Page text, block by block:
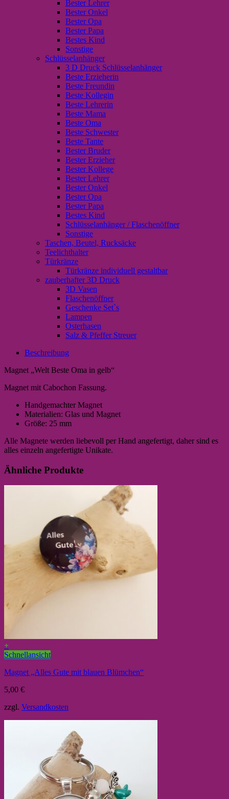
Bester Lehrer
Bester Onkel
Bester Opa
Bester Papa
Bestes Kind
Sonstige
Schlüsselanhänger
3 D Druck Schlüsselanhänger
Beste Erzieherin
Beste Freundin
Beste Kollegin
Beste Lehrerin
Beste Mama
Beste Oma
Beste Schwester
Beste Tante
Bester Bruder
Bester Erzieher
Bester Kollege
Bester Lehrer
Bester Onkel
Bester Opa
Bester Papa
Bestes Kind
Schlüsselanhänger / Flaschenöffner
Sonstige
Taschen, Beutel, Rucksäcke
Teelichthalter
Türkränze
Türkränze individuell gestaltbar
zauberhafter 3D Druck
3D Vasen
Flaschenöffner
Geschenke Set`s
Lampen
Osterhasen
Salz & Pfeffer Streuer
Beschreibung
Magnet „Welt Beste Oma in gelb“
Magnet mit Cabochon Fassung.
Handgemachter Magnet
Materialien: Glas und Magnet
Größe: 25 mm
Alle Magnete werden liebevoll per Hand angefertigt, daher sind es
alles einzeln angefertigte Unikate.
Ähnliche Produkte
+
Schnellansicht
Magnet „Alles Gute mit blauen Blümchen“
5,00 €
zzgl. Versandkosten